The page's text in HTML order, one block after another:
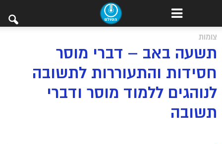
צומות
תשעה באב – דברי מוסר
חסידות והתעוררות לתשובה
לנוהגים ללמוד מוסר ודברי
תשובה